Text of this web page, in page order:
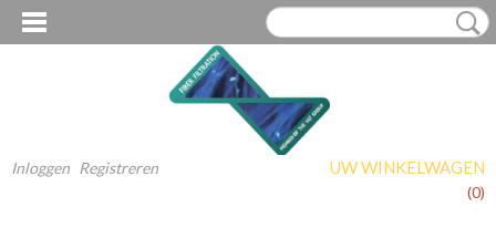
Inloggen Registreren UW WINKELWAGEN
(0)